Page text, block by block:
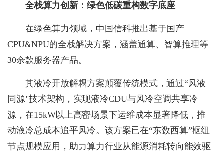
全栈算力创新：绿色低碳重构数字底座
在绿色算力领域，中国信科推出基于国产
CPU&NPU的全栈解决方案，涵盖通算、智算推理等
30余款服务器产品。
其液冷开放解耦方案颠覆传统模式，通过“风液
同源”技术架构，实现液冷CDU与风冷空调共享冷
源，在15kW以上高密场景下运维成本显著降低，推
动液冷总成本追平风冷。该方案已在“东数西算”枢纽
节点规模应用，助力算力行业从能源消耗转向能效驱